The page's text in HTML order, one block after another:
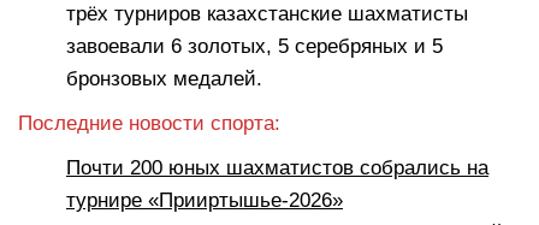
трёх турниров казахстанские шахматисты
завоевали 6 золотых, 5 серебряных и 5
бронзовых медалей.
Последние новости спорта:
Почти 200 юных шахматистов собрались на
турнире «Прииртышье-2026»